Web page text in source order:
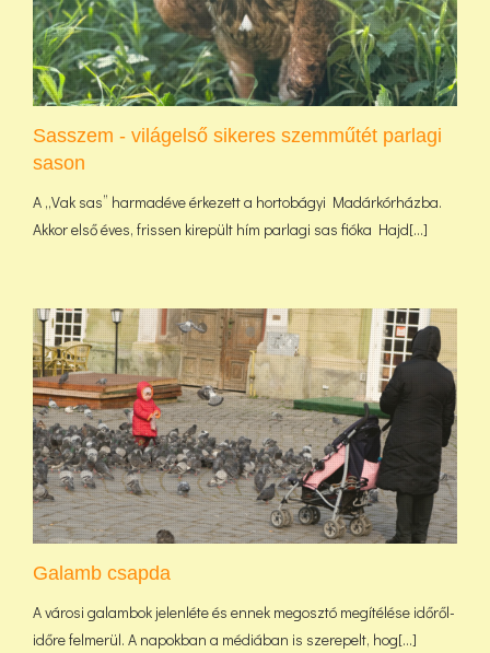
Sasszem - világelső sikeres szemműtét parlagi
sason
A „Vak sas” harmadéve érkezett a hortobágyi Madárkórházba.
Akkor első éves, frissen kirepült hím parlagi sas fióka Hajd[...]
Galamb csapda
A városi galambok jelenléte és ennek megosztó megítélése időről-
időre felmerül. A napokban a médiában is szerepelt, hog[...]